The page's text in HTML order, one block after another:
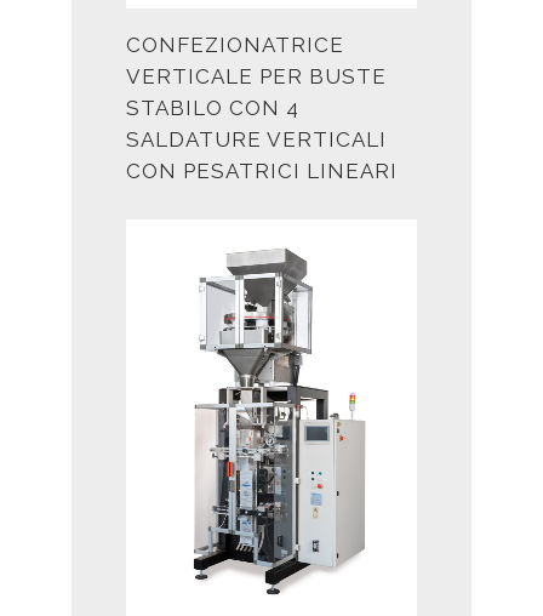
CONFEZIONATRICE
VERTICALE PER BUSTE
STABILO CON 4
SALDATURE VERTICALI
CON PESATRICI LINEARI